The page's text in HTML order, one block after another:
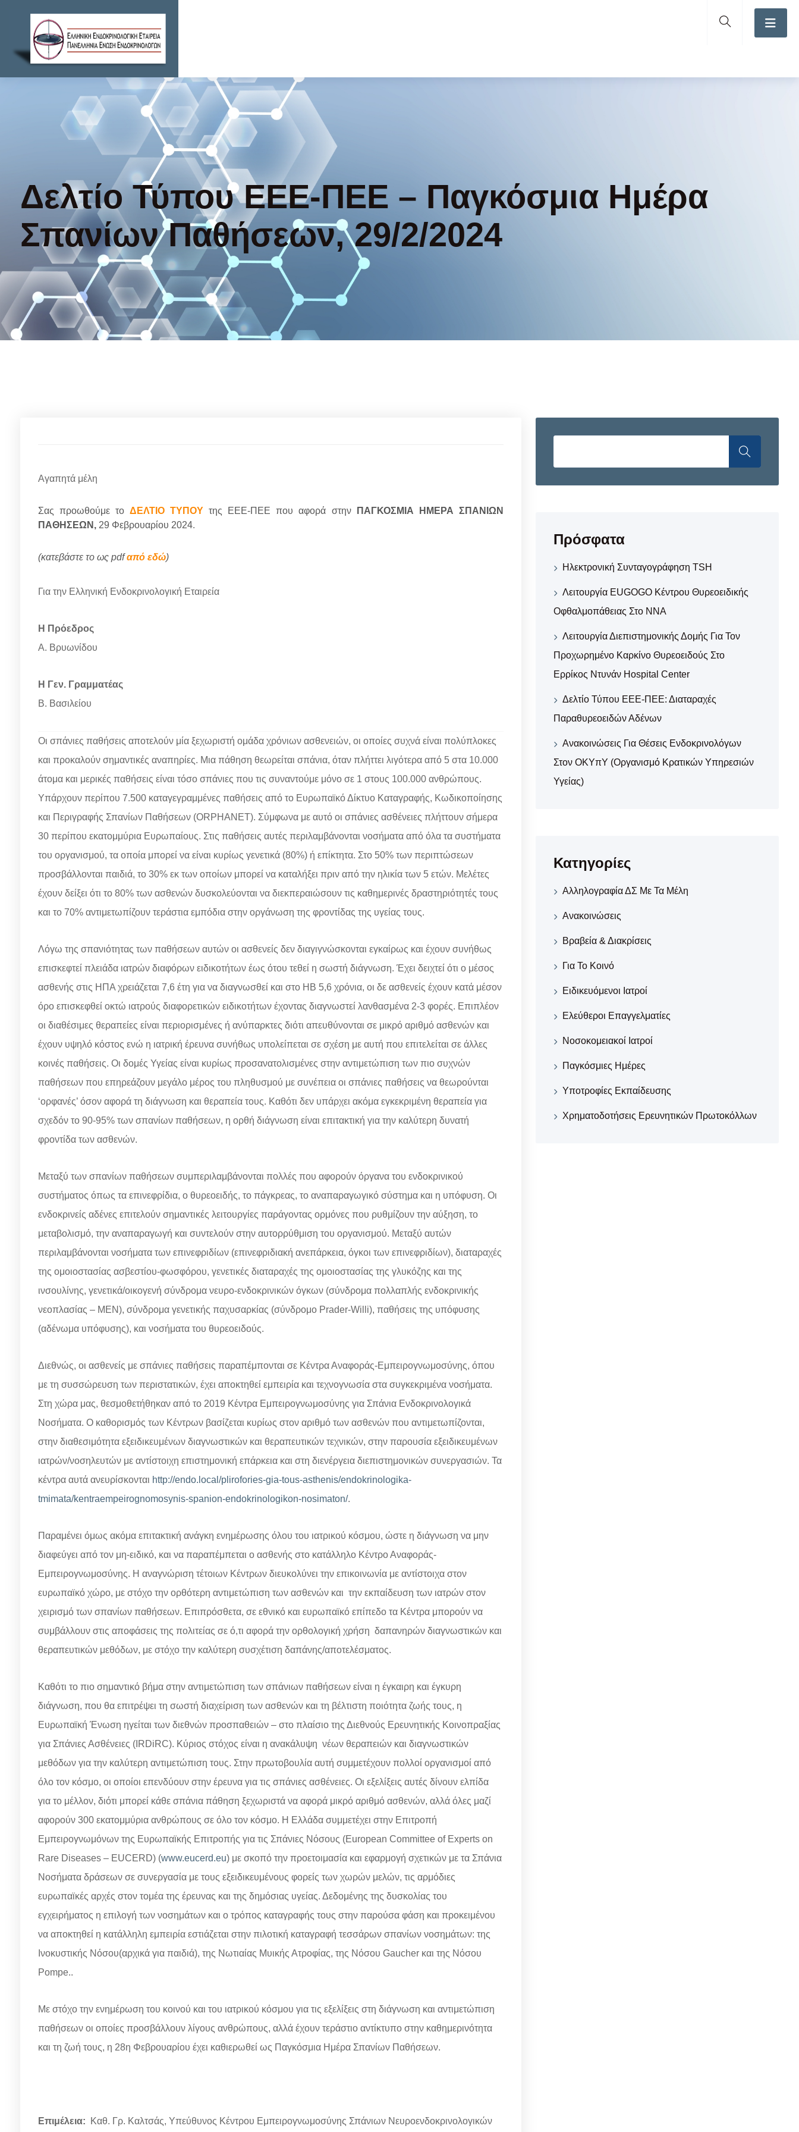
Δελτίο Τύπου ΕΕΕ-ΠΕΕ – Παγκόσμια Ημέρα
Σπανίων Παθήσεων, 29/2/2024
Αγαπητά μέλη
Σας προωθούμε τοΔΕΛΤΙΟ ΤΥΠΟΥ της ΕΕΕ-ΠΕΕ που αφορά στην
ΠΑΓΚΟΣΜΙΑ ΗΜΕΡΑ ΣΠΑΝΙΩΝ
ΠΑΘΗΣΕΩΝ, 29 Φεβρουαρίου 2024.
(κατεβάστε το ως pdfαπό εδώ)
Για την Ελληνική Ενδοκρινολογική Εταιρεία
Η Πρόεδρος
Α. Βρυωνίδου
Η Γεν. Γραμματέας
Β. Βασιλείου
Οι σπάνιες παθήσεις αποτελούν μία ξεχωριστή ομάδα χρόνιων ασθενειών, οι οποίες συχνά είναι πολύπλοκες
και προκαλούν σημαντικές αναπηρίες. Μια πάθηση θεωρείται σπάνια, όταν πλήττει λιγότερα από 5 στα 10.000
άτομα και μερικές παθήσεις είναι τόσο σπάνιες που τις συναντούμε μόνο σε 1 στους 100.000 ανθρώπους.
Υπάρχουν περίπου 7.500 καταγεγραμμένες παθήσεις από το Ευρωπαϊκό Δίκτυο Καταγραφής, Κωδικοποίησης
και Περιγραφής Σπανίων Παθήσεων (ORPHANET). Σύμφωνα με αυτό οι σπάνιες ασθένειες πλήττουν σήμερα
30 περίπου εκατομμύρια Ευρωπαίους. Στις παθήσεις αυτές περιλαμβάνονται νοσήματα από όλα τα συστήματα
του οργανισμού, τα οποία μπορεί να είναι κυρίως γενετικά (80%) ή επίκτητα. Στο 50% των περιπτώσεων
προσβάλλονται παιδιά, το 30% εκ των οποίων μπορεί να καταλήξει πριν από την ηλικία των 5 ετών. Μελέτες
έχουν δείξει ότι το 80% των ασθενών δυσκολεύονται να διεκπεραιώσουν τις καθημερινές δραστηριότητές τους
και το 70% αντιμετωπίζουν τεράστια εμπόδια στην οργάνωση της φροντίδας της υγείας τους.
Λόγω της σπανιότητας των παθήσεων αυτών οι ασθενείς δεν διαγιγνώσκονται εγκαίρως και έχουν συνήθως
επισκεφτεί πλειάδα ιατρών διαφόρων ειδικοτήτων έως ότου τεθεί η σωστή διάγνωση. Έχει δειχτεί ότι ο μέσος
ασθενής στις ΗΠΑ χρειάζεται 7,6 έτη για να διαγνωσθεί και στο ΗΒ 5,6 χρόνια, οι δε ασθενείς έχουν κατά μέσον
όρο επισκεφθεί οκτώ ιατρούς διαφορετικών ειδικοτήτων έχοντας διαγνωστεί λανθασμένα 2-3 φορές. Επιπλέον
οι διαθέσιμες θεραπείες είναι περιορισμένες ή ανύπαρκτες διότι απευθύνονται σε μικρό αριθμό ασθενών και
έχουν υψηλό κόστος ενώ η ιατρική έρευνα συνήθως υπολείπεται σε σχέση με αυτή που επιτελείται σε άλλες
κοινές παθήσεις. Οι δομές Υγείας είναι κυρίως προσανατολισμένες στην αντιμετώπιση των πιο συχνών
παθήσεων που επηρεάζουν μεγάλο μέρος του πληθυσμού με συνέπεια οι σπάνιες παθήσεις να θεωρούνται
‘ορφανές’ όσον αφορά τη διάγνωση και θεραπεία τους. Καθότι δεν υπάρχει ακόμα εγκεκριμένη θεραπεία για
σχεδόν το 90-95% των σπανίων παθήσεων, η ορθή διάγνωση είναι επιτακτική για την καλύτερη δυνατή
φροντίδα των ασθενών.
Μεταξύ των σπανίων παθήσεων συμπεριλαμβάνονται πολλές που αφορούν όργανα του ενδοκρινικού
συστήματος όπως τα επινεφρίδια, ο θυρεοειδής, το πάγκρεας, το αναπαραγωγικό σύστημα και η υπόφυση. Οι
ενδοκρινείς αδένες επιτελούν σημαντικές λειτουργίες παράγοντας ορμόνες που ρυθμίζουν την αύξηση, το
μεταβολισμό, την αναπαραγωγή και συντελούν στην αυτορρύθμιση του οργανισμού. Μεταξύ αυτών
περιλαμβάνονται νοσήματα των επινεφριδίων (επινεφριδιακή ανεπάρκεια, όγκοι των επινεφριδίων), διαταραχές
της ομοιοστασίας ασβεστίου-φωσφόρου, γενετικές διαταραχές της ομοιοστασίας της γλυκόζης και της
ινσουλίνης, γενετικά/οικογενή σύνδρομα νευρο-ενδοκρινικών όγκων (σύνδρομα πολλαπλής ενδοκρινικής
νεοπλασίας – ΜΕΝ), σύνδρομα γενετικής παχυσαρκίας (σύνδρομο Prader-Willi), παθήσεις της υπόφυσης
(αδένωμα υπόφυσης), και νοσήματα του θυρεοειδούς.
Διεθνώς, οι ασθενείς με σπάνιες παθήσεις παραπέμπονται σε Κέντρα Αναφοράς-Εμπειρογνωμοσύνης, όπου
με τη συσσώρευση των περιστατικών, έχει αποκτηθεί εμπειρία και τεχνογνωσία στα συγκεκριμένα νοσήματα.
Στη χώρα μας, θεσμοθετήθηκαν από το 2019 Κέντρα Εμπειρογνωμοσύνης για Σπάνια Ενδοκρινολογικά
Νοσήματα. Ο καθορισμός των Κέντρων βασίζεται κυρίως στον αριθμό των ασθενών που αντιμετωπίζονται,
στην διαθεσιμότητα εξειδικευμένων διαγνωστικών και θεραπευτικών τεχνικών, στην παρουσία εξειδικευμένων
ιατρών/νοσηλευτών με αντίστοιχη επιστημονική επάρκεια και στη διενέργεια διεπιστημονικών συνεργασιών. Τα
κέντρα αυτά ανευρίσκονται http://endo.local/plirofories-gia-tous-asthenis/endokrinologika-
tmimata/kentraempeirognomosynis-spanion-endokrinologikon-nosimaton/.
Παραμένει όμως ακόμα επιτακτική ανάγκη ενημέρωσης όλου του ιατρικού κόσμου, ώστε η διάγνωση να μην
διαφεύγει από τον μη-ειδικό, και να παραπέμπεται ο ασθενής στο κατάλληλο Κέντρο Αναφοράς-
Εμπειρογνωμοσύνης. Η αναγνώριση τέτοιων Κέντρων διευκολύνει την επικοινωνία με αντίστοιχα στον
ευρωπαϊκό χώρο, με στόχο την ορθότερη αντιμετώπιση των ασθενών και την εκπαίδευση των ιατρών στον
χειρισμό των σπανίων παθήσεων. Επιπρόσθετα, σε εθνικό και ευρωπαϊκό επίπεδο τα Κέντρα μπορούν να
συμβάλλουν στις αποφάσεις της πολιτείας σε ό,τι αφορά την ορθολογική χρήση δαπανηρών διαγνωστικών και
θεραπευτικών μεθόδων, με στόχο την καλύτερη συσχέτιση δαπάνης/αποτελέσματος.
Καθότι το πιο σημαντικό βήμα στην αντιμετώπιση των σπάνιων παθήσεων είναι η έγκαιρη και έγκυρη
διάγνωση, που θα επιτρέψει τη σωστή διαχείριση των ασθενών και τη βέλτιστη ποιότητα ζωής τους, η
Ευρωπαϊκή Ένωση ηγείται των διεθνών προσπαθειών – στο πλαίσιο της Διεθνούς Ερευνητικής Κοινοπραξίας
για Σπάνιες Ασθένειες (IRDiRC). Κύριος στόχος είναι η ανακάλυψη νέων θεραπειών και διαγνωστικών
μεθόδων για την καλύτερη αντιμετώπιση τους. Στην πρωτοβουλία αυτή συμμετέχουν πολλοί οργανισμοί από
όλο τον κόσμο, οι οποίοι επενδύουν στην έρευνα για τις σπάνιες ασθένειες. Οι εξελίξεις αυτές δίνουν ελπίδα
για το μέλλον, διότι μπορεί κάθε σπάνια πάθηση ξεχωριστά να αφορά μικρό αριθμό ασθενών, αλλά όλες μαζί
αφορούν 300 εκατομμύρια ανθρώπους σε όλο τον κόσμο. Η Ελλάδα συμμετέχει στην Επιτροπή
Εμπειρογνωμόνων της Ευρωπαϊκής Επιτροπής για τις Σπάνιες Νόσους (European Committee of Experts on
Rare Diseases – ΕUCERD) (www.eucerd.eu) με σκοπό την προετοιμασία και εφαρμογή σχετικών με τα Σπάνια
Νοσήματα δράσεων σε συνεργασία με τους εξειδικευμένους φορείς των χωρών μελών, τις αρμόδιες
ευρωπαϊκές αρχές στον τομέα της έρευνας και της δημόσιας υγείας. Δεδομένης της δυσκολίας του
εγχειρήματος η επιλογή των νοσημάτων και ο τρόπος καταγραφής τους στην παρούσα φάση και προκειμένου
να αποκτηθεί η κατάλληλη εμπειρία εστιάζεται στην πιλοτική καταγραφή τεσσάρων σπανίων νοσημάτων: της
Ινοκυστικής Νόσου(αρχικά για παιδιά), της Νωτιαίας Μυικής Ατροφίας, της Νόσου Gaucher και της Νόσου
Pompe..
Με στόχο την ενημέρωση του κοινού και του ιατρικού κόσμου για τις εξελίξεις στη διάγνωση και αντιμετώπιση
παθήσεων οι οποίες προσβάλλουν λίγους ανθρώπους, αλλά έχουν τεράστιο αντίκτυπο στην καθημερινότητα
και τη ζωή τους, η 28η Φεβρουαρίου έχει καθιερωθεί ως Παγκόσμια Ημέρα Σπανίων Παθήσεων.
Επιμέλεια: Καθ. Γρ. Καλτσάς, Υπεύθυνος Κέντρου Εμπειρογνωμοσύνης Σπάνιων Νευροενδοκρινολογικών
Πρόσφατα
Ηλεκτρονική Συνταγογράφηση TSH
Λειτουργία EUGOGO Κέντρου Θυρεοειδικής
Οφθαλμοπάθειας Στο ΝΝΑ
Λειτουργία Διεπιστημονικής Δομής Για Τον
Προχωρημένο Καρκίνο Θυρεοειδούς Στο
Ερρίκος Ντυνάν Hospital Center
Δελτίο Τύπου ΕΕΕ-ΠΕΕ: Διαταραχές
Παραθυρεοειδών Αδένων
Ανακοινώσεις Για Θέσεις Ενδοκρινολόγων
Στον ΟΚΥπΥ (Οργανισμό Κρατικών Υπηρεσιών
Υγείας)
Κατηγορίες
Αλληλογραφία ΔΣ Με Τα Μέλη
Ανακοινώσεις
Βραβεία & Διακρίσεις
Για Το Κοινό
Ειδικευόμενοι Ιατροί
Ελεύθεροι Επαγγελματίες
Νοσοκομειακοί Iατροί
Παγκόσμιες Ημέρες
Υποτροφίες Εκπαίδευσης
Χρηματοδοτήσεις Ερευνητικών Πρωτοκόλλων